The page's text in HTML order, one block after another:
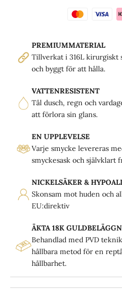
PREMIUMMATERIAL
Tillverkat i 316L
och byggt för att hålla.
VATTENRESISTENT
Tål dusch, regn och
att förlora sin glans.
EN UPPLEVELSE
Varje smycke levereras
smyckesask och självklart
NICKELSÄKER &
Skonsam mot huden och
EU:direktiv
ÄKTA 18K
Behandlad med PVD
hållbara metod för en
hållbarhet.